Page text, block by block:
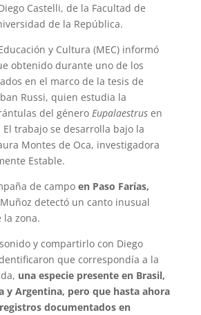
Castelli, de la Facultad de
de la República.
y Cultura (MEC) informó
obtenido durante uno de los
en el marco de la tesis de
Russi, quien estudia la
del género Eupalaestrusen
trabajo se desarrolla bajo la
Montes de Oca, investigadora
Estable.
de campo en Paso Farías,
detectó un canto inusual
la zona.
y compartirlo con Diego
que correspondía a la
una especie presente en Brasil,
y Argentina, pero que hasta ahora
documentados en